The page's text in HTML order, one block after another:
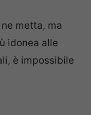
metta, ma
idonea alle
è impossibile